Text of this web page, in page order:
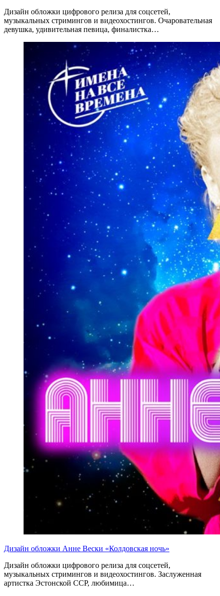
Дизайн обложки цифрового релиза для соцсетей,
музыкальных стримингов и видеохостингов. Очаровательная
девушка, удивительная певица, финалистка…
Дизайн обложки Анне Вески «Колдовская ночь»
Дизайн обложки цифрового релиза для соцсетей,
музыкальных стримингов и видеохостингов. Заслуженная
артистка Эстонской ССР, любимица…